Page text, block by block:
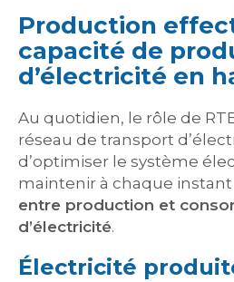
Production
capacité de
d’électricité en
Au quotidien, le rôle de
réseau de transport
d’optimiser le système
maintenir à chaque instant
entre production et
d’électricité.
Électricité